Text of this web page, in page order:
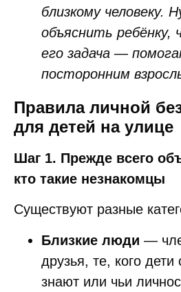
близкому человеку.
объяснить ребёнку,
его задача —
посторонним
Правила личной
для детей на улице
Шаг 1. Прежде всего
кто такие незнакомцы
Существуют разные
Близкие люди —
друзья, те, кого
знают или чьи